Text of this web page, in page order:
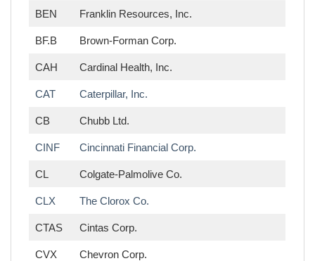
BEN Franklin Resources, Inc.
BF.B Brown-Forman Corp.
CAH Cardinal Health, Inc.
CAT Caterpillar, Inc.
CB Chubb Ltd.
CINF Cincinnati Financial Corp.
CL Colgate-Palmolive Co.
CLX The Clorox Co.
CTAS Cintas Corp.
CVX Chevron Corp.